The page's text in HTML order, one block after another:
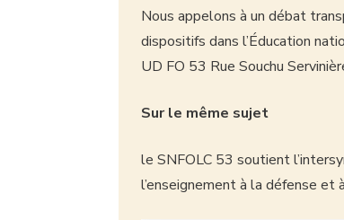
Nous appelons à un débat
dispositifs dans l’Éducation
UD FO 53 Rue Souchu
Sur le même sujet
le SNFOLC 53 soutient
l’enseignement à la défense et